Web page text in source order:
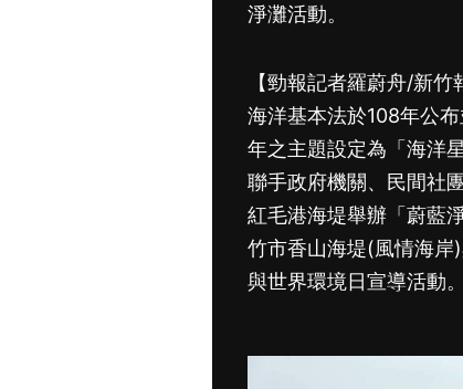
淨灘活動。
【勁報記者羅蔚舟/新竹
海洋基本法於108年公
年之主題設定為「海洋
聯手政府機關、民間社
紅毛港海堤舉辦「蔚藍
竹市香山海堤(風情海岸
與世界環境日宣導活動。